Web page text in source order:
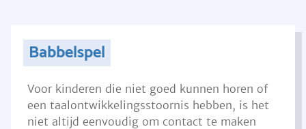
Babbelspel
Voor kinderen die niet goed kunnen horen of
een taalontwikkelingsstoornis hebben, is het
niet altijd eenvoudig om contact te maken